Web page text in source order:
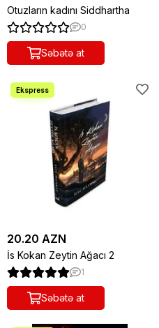
Otuzların kadını Siddhartha
0
Səbətə at
20.20 AZN
İs Kokan Zeytin Ağacı 2
1
Səbətə at